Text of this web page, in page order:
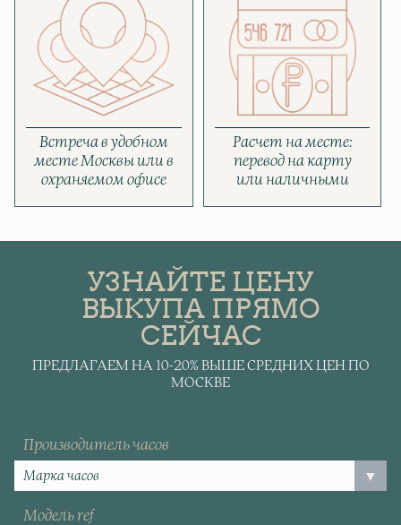
Встреча в удобном
месте Москвы или в
охраняемом офисе
Расчет на месте:
перевод на карту
или наличными
УЗНАЙТЕ ЦЕНУ
ВЫКУПА ПРЯМО
СЕЙЧАС
ПРЕДЛАГАЕМ НА 10-20% ВЫШЕ СРЕДНИХ ЦЕН ПО
МОСКВЕ
Производитель часов
Модель ref